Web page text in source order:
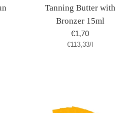
Tanning Butter with
Bronzer 15ml
Normaler
Preis
€1,70
Stückpreis
€113,33/pro